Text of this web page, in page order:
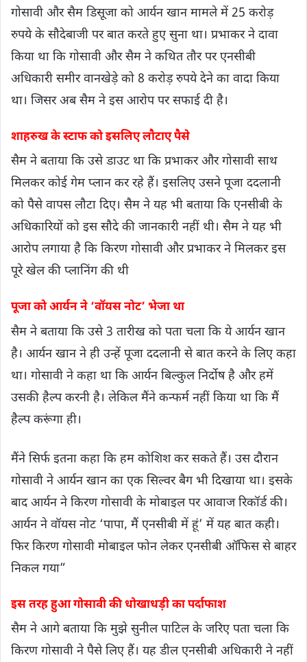
गोसावी और सैम डिसूजा को आर्यन खान मामले में 25 करोड़
रुपये के सौदेबाजी पर बात करते हुए सुना था। प्रभाकर ने दावा
किया था कि गोसावी और सैम ने कथित तौर पर एनसीबी
अधिकारी समीर वानखेड़े को 8 करोड़ रुपये देने का वादा किया
था। जिसर अब सैम ने इस आरोप पर सफाई दी है।
शाहरुख के स्टाफ को इसलिए लौटाए पैसे
सैम ने बताया कि उसे डाउट था कि प्रभाकर और गोसावी साथ
मिलकर कोई गेम प्लान कर रहे हैं। इसलिए उसने पूजा ददलानी
को पैसे वापस लौटा दिए। सैम ने यह भी बताया कि एनसीबी के
अधिकारियों को इस सौदे की जानकारी नहीं थी। सैम ने यह भी
आरोप लगाया है कि किरण गोसावी और प्रभाकर ने मिलकर इस
पूरे खेल की प्लानिंग की थी
पूजा को आर्यन ने ‘वॉयस नोट’ भेजा था
सैम ने बताया कि उसे 3 तारीख को पता चला कि ये आर्यन खान
है। आर्यन खान ने ही उन्हें पूजा ददलानी से बात करने के लिए कहा
था। गोसावी ने कहा था कि आर्यन बिल्कुल निर्दोष है और हमें
उसकी हैल्प करनी है। लेकिल मैंने कन्फर्म नहीं किया था कि मैं
हैल्प करूंगा ही।
मैंने सिर्फ इतना कहा कि हम कोशिश कर सकते हैं। उस दौरान
गोसावी ने आर्यन खान का एक सिल्वर बैग भी दिखाया था। इसके
बाद आर्यन ने किरण गोसावी के मोबाइल पर आवाज रिकॉर्ड की।
आर्यन ने वॉयस नोट ‘पापा, मैं एनसीबी में हूं’ में यह बात कही।
फिर किरण गोसावी मोबाइल फोन लेकर एनसीबी ऑफिस से बाहर
निकल गया”
इस तरह हुआ गोसावी की धोखाधड़ी का पर्दाफाश
सैम ने आगे बताया कि मुझे सुनील पाटिल के जरिए पता चला कि
किरण गोसावी ने पैसे लिए हैं। यह डील एनसीबी अधिकारी ने नहीं